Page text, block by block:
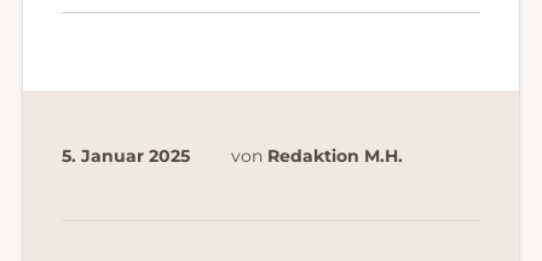
5. Januar 2025 von Redaktion M.H.